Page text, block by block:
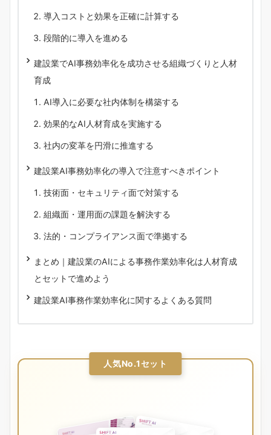
導入コストと効果を正確に計算する
段階的に導入を進める
建設業でAI事務効率化を成功させる組織づくりと人材
育成
AI導入に必要な社内体制を構築する
効果的なAI人材育成を実施する
社内の変革を円滑に推進する
建設業AI事務効率化の導入で注意すべきポイント
技術面・セキュリティ面で対策する
組織面・運用面の課題を解決する
法的・コンプライアンス面で準拠する
まとめ｜建設業のAIによる事務作業効率化は人材育成
とセットで進めよう
建設業AI事務作業効率化に関するよくある質問
人気No.1セット